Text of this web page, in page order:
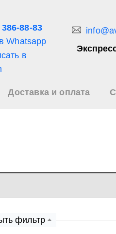
88-83
Whatsapp
в
Доставка и оплата
фильтр